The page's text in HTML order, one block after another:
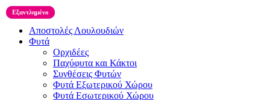
Αποστολές Λουλουδιών
Φυτά
Ορχιδέες
Παχύφυτα και Κάκτοι
Συνθέσεις Φυτών
Φυτά Εξωτερικού Χώρου
Φυτά Εσωτερικού Χώρου
Εξαντλημένο
Εξαντλημένο